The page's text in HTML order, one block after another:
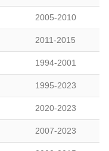
2005-2010
2011-2015
1994-2001
1995-2023
2020-2023
2007-2023